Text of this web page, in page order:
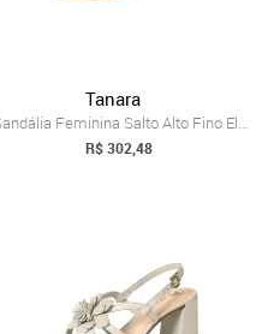
Tanara
Sandália Feminina Salto Alto Fino Elegan...
R$ 302,48